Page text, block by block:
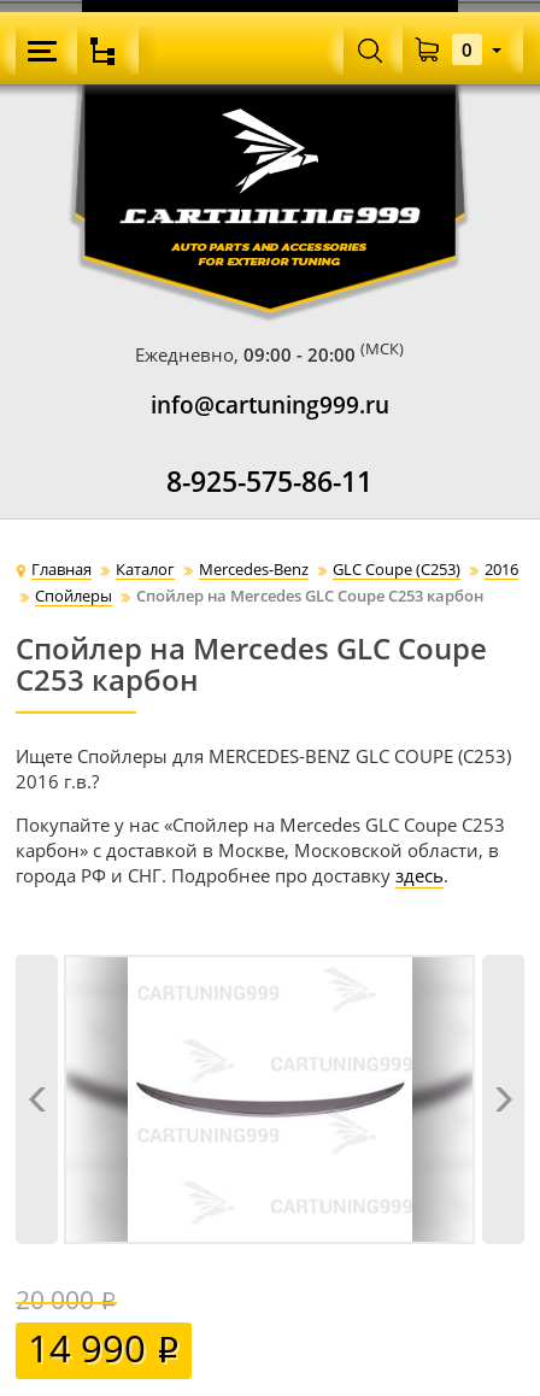
Ежедневно,09:00 - 20:00 (МСК)
info@cartuning999.ru
8-925-575-86-11
0
Главная Каталог Mercedes-Benz GLC Coupe (C253)
2016
Спойлеры
Спойлер на Mercedes GLC Coupe C253 карбон
Спойлер на Mercedes GLC Coupe
C253 карбон
Ищете Спойлеры для MERCEDES-BENZ GLC COUPE (C253)
2016 г.в.?
Покупайте у нас «Спойлер на Mercedes GLC Coupe C253
карбон» с доставкой в Москве, Московской области, в
города РФ и СНГ. Подробнее про доставкуздесь.
20 000
14 990